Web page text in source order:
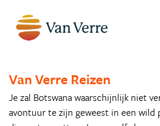
Van Verre Reizen
Je zal Botswana waarschijnlijk niet
avontuur te zijn geweest in een wild